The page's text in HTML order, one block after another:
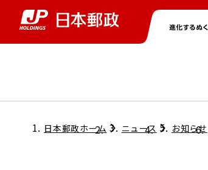
グループ情報トップ
株主・投資家情報トップ
ニューストップ
サステナビリティトップ
採用情報トップ
日本郵政ホーム ニュース お知らせ